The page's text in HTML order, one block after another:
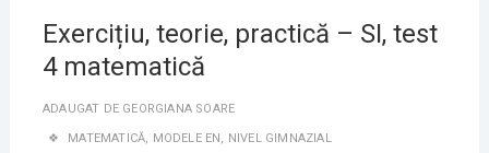
Exercițiu, teorie, practică – SI, test
4 matematică
ADAUGAT DE GEORGIANA SOARE
MATEMATICĂ, MODELE EN , NIVEL GIMNAZIAL